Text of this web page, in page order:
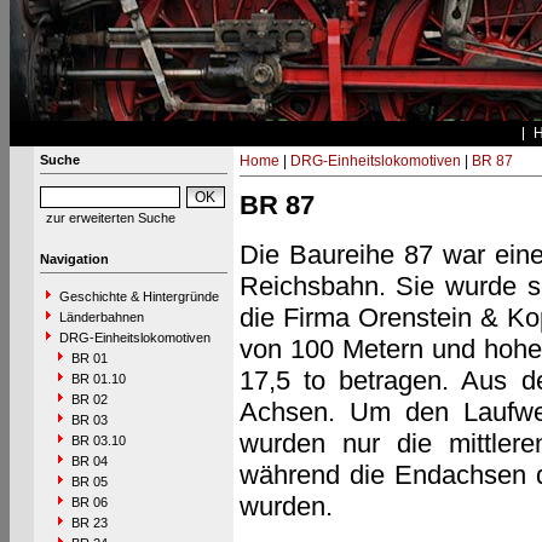
Suche
zur erweiterten Suche
Navigation
Geschichte & Hintergründe
Länderbahnen
DRG-Einheitslokomotiven
BR 01
BR 01.10
BR 02
BR 03
BR 03.10
BR 04
BR 05
BR 06
BR 23
Home DRG-Einheitslokomotiven BR 87
BR 87
Die Baureihe 87 war
Reichsbahn. Sie wurde
die Firma Orenstein &
von 100 Metern und
17,5 to betragen. Aus
Achsen. Um den
wurden nur die
während die Endachsen
wurden.